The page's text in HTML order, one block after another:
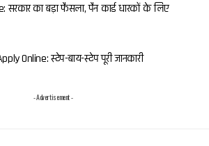
सरकार का बड़ा फैसला, पैन कार्ड धारकों के लिए
Online: स्टेप-बाय-स्टेप पूरी जानकारी
- Advertisement -